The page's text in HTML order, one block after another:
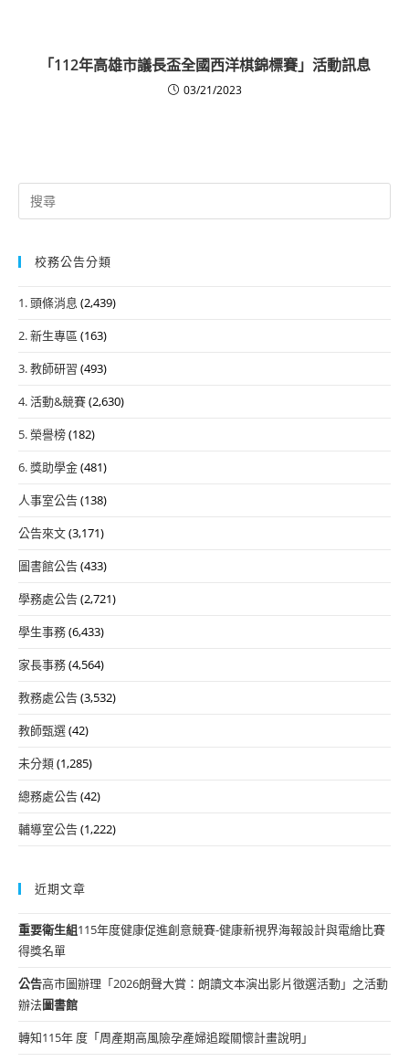
「112年高雄市議長盃全國西洋棋錦標賽」活動訊息
03/21/2023
Search
for:
校務公告分類
1. 頭條消息 (2,439)
2. 新生專區 (163)
3. 教師研習 (493)
4. 活動&競賽(2,630)
5. 榮譽榜(182)
6. 獎助學金(481)
人事室公告(138)
公告來文(3,171)
圖書館公告(433)
學務處公告(2,721)
學生事務(6,433)
家長事務(4,564)
教務處公告(3,532)
教師甄選(42)
未分類(1,285)
總務處公告(42)
輔導室公告(1,222)
近期文章
重要衛生組115年度健康促進創意競賽-健康新視界海報設計與電繪比賽
得獎名單
公告高市圖辦理「2026朗聲大賞：朗讀文本演出影片徵選活動」之活動
辦法圖書館
轉知115年 度「周產期高風險孕產婦追蹤關懷計畫說明」